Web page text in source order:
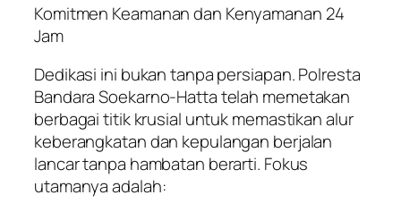
Komitmen Keamanan dan Kenyamanan 24
Jam
Dedikasi ini bukan tanpa persiapan. Polresta
Bandara Soekarno-Hatta telah memetakan
berbagai titik krusial untuk memastikan alur
keberangkatan dan kepulangan berjalan
lancar tanpa hambatan berarti. Fokus
utamanya adalah: